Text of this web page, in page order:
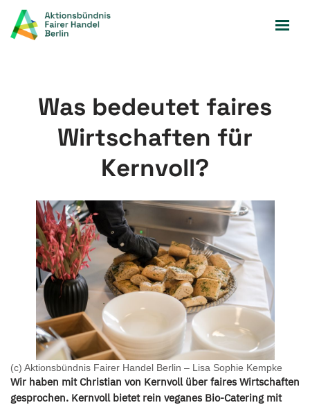
Zum
Was bedeutet faires
Wirtschaften für
Kernvoll?
(c) Aktionsbündnis Fairer Handel Berlin – Lisa Sophie Kempke
Wir haben mit Christian von Kernvoll über faires Wirtschaften
gesprochen. Kernvoll bietet rein veganes Bio-Catering mit